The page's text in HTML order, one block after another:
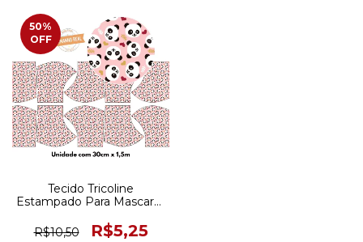
50%
OFF
Tecido Tricoline
Estampado Para Mascaras
x 150CM
R$10,50 R$5,25